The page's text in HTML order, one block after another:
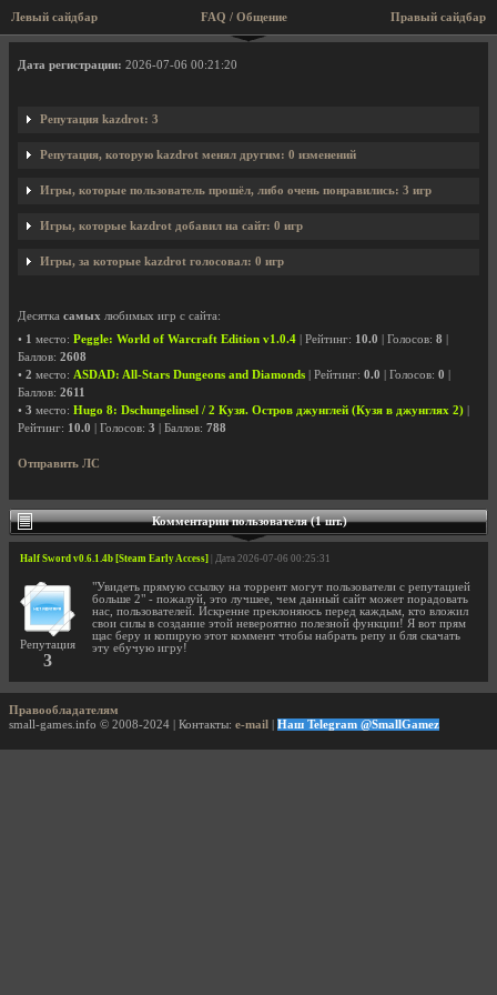
Левый сайдбар Правый сайдбар
FAQ / Общение
Профиль пользователя kazdrot
Дата регистрации: 2026-07-06 00:21:20
Репутация kazdrot: 3
Репутация, которую kazdrot менял другим: 0 изменений
Игры, которые пользователь прошёл, либо очень понравились: 3 игр
Игры, которые kazdrot добавил на сайт: 0 игр
Игры, за которые kazdrot голосовал: 0 игр
Десятка самых любимых игр с сайта:
• 1 место: Peggle: World of Warcraft Edition v1.0.4 | Рейтинг: 10.0 | Голосов: 8
Баллов: 2608
• 2 место: ASDAD: All-Stars Dungeons and Diamonds | Рейтинг: 0.0 | Голосов: 0
Баллов: 2611
• 3 место: Hugo 8: Dschungelinsel / 2 Кузя. Остров джунглей (Кузя в джунглях 2)
Рейтинг: 10.0 | Голосов: 3 | Баллов: 788
Отправить ЛС
Комментарии пользователя (1 шт.)
Half Sword v0.6.1.4b [Steam Early Access] | Дата 2026-07-06 00:25:31
Репутация
3
"Увидеть прямую ссылку на торрент могут пользователи с репутацией
больше 2" - пожалуй, это лучшее, чем данный сайт может порадовать
нас, пользователей. Искренне преклоняюсь перед каждым, кто вложил
свои силы в создание этой невероятно полезной функции! Я вот прям
щас беру и копирую этот коммент чтобы набрать репу и бля скачать
эту ебучую игру!
Правообладателям
small-games.info © 2008-2024 | Контакты: e-mail Наш Telegram @SmallGamez